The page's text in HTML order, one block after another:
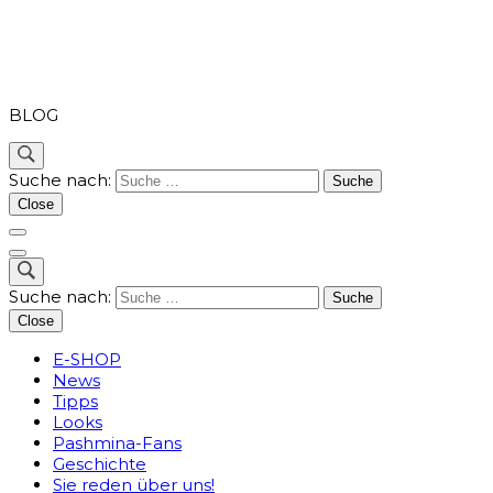
BLOG
Suche nach:
Close
Suche nach:
Close
E-SHOP
News
Tipps
Looks
Pashmina-Fans
Geschichte
Sie reden über uns!